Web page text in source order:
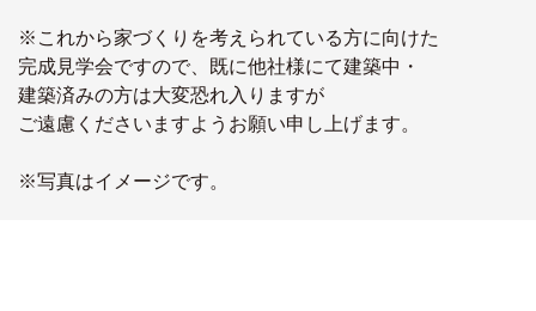
※これから家づくりを考えられている方に向けた
完成見学会ですので、既に他社様にて建築中・
建築済みの方は大変恐れ入りますが
ご遠慮くださいますようお願い申し上げます。
※写真はイメージです。